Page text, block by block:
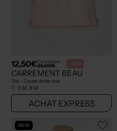
12,50€Prix boutique :
25,00€ -50%
CARREMENT BEAU
Top - Coupe droite rose
T : 3 M, 9 M
ACHAT EXPRESS
NEW